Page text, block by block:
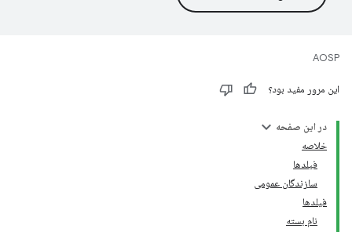
AOSP
این مرور مفید بود؟
در این صفحه
خلاصه
فیلدها
سازندگان عمومی
فیلدها
نام بسته